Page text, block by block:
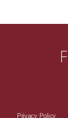
Privacy Policy